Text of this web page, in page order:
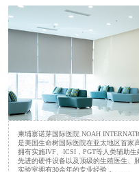
柬埔寨诺芽国际医院 NOAH
是美国生命树国际医院在亚太地区首家
拥有实施IVF、ICSI，PGT等人类辅助
先进的硬件设备以及顶级的生殖医生、
实验室拥有30余年的专业经验，